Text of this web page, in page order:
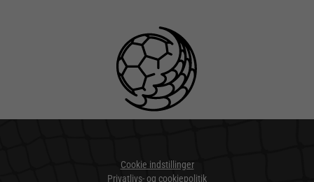
Cookie indstillinger
Privatlivs- og cookiepolitik